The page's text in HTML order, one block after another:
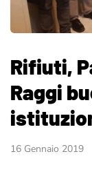
Rifiuti,
Raggi
16 Gennaio 2019